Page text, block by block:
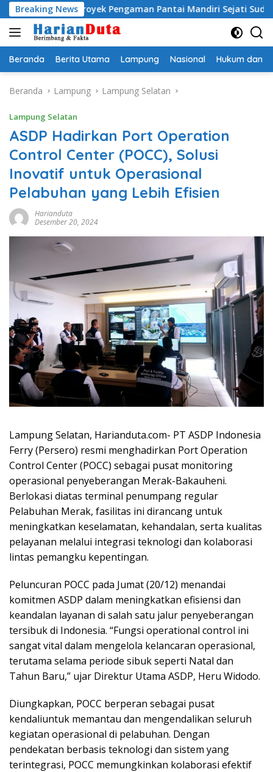
Langsung
ke
konten
Breaking News
Proyek Pengaman Pantai Mandiri Sejati Sudah Sesuai
Beranda Berita Utama Lampung Nasional Hukum dan
Beranda Lampung Lampung Selatan
Lampung Selatan
ASDP Hadirkan Port Operation
Control Center (POCC), Solusi
Inovatif untuk Operasional
Pelabuhan yang Lebih Efisien
Harianduta
Desember 20, 2024
Lampung Selatan, Harianduta.com- PT ASDP Indonesia
Ferry (Persero) resmi menghadirkan Port Operation
Control Center (POCC) sebagai pusat monitoring
operasional penyeberangan Merak-Bakauheni.
Berlokasi diatas terminal penumpang regular
Pelabuhan Merak, fasilitas ini dirancang untuk
meningkatkan keselamatan, kehandalan, serta kualitas
pelayanan melalui integrasi teknologi dan kolaborasi
lintas pemangku kepentingan.
Peluncuran POCC pada Jumat (20/12) menandai
komitmen ASDP dalam meningkatkan efisiensi dan
keandalan layanan di salah satu jalur penyeberangan
tersibuk di Indonesia. “Fungsi operational control ini
sangat vital dalam mengelola kelancaran operasional,
terutama selama periode sibuk seperti Natal dan
Tahun Baru,” ujar Direktur Utama ASDP, Heru Widodo.
Diungkapkan, POCC berperan sebagai pusat
kendaliuntuk memantau dan mengendalikan seluruh
kegiatan operasional di pelabuhan. Dengan
pendekatan berbasis teknologi dan sistem yang
terintegrasi, POCC memungkinkan kolaborasi efektif